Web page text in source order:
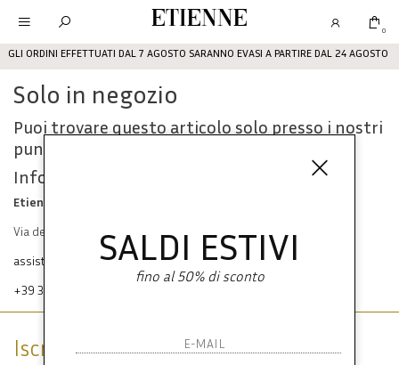
GLI ORDINI EFFETTUATI DAL 7 AGOSTO SARANNO EVASI A PARTIRE DAL 24 AGOSTO
Etienne 0
Solo in negozio
Puoi trovare questo articolo solo presso i nostri
punti vendita:
Info contatti
Etienne srl
Via dei Mille, 47 80121 Napoli
assistenza@etienneabbigliamento.com
+39 333 574 1398
Iscriviti alla newsletter
SALDI ESTIVI
fino al 50% di sconto